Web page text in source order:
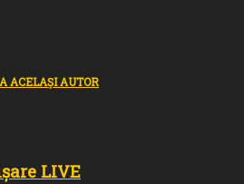
ACELAȘI AUTOR
LIVE